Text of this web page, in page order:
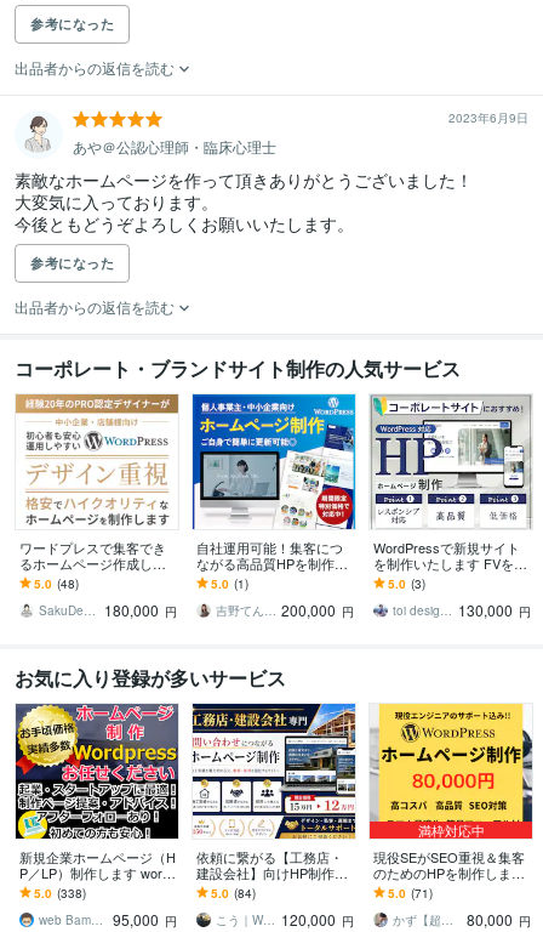
参考になった
出品者からの返信を読む
2023年6月9日
あや＠公認心理師・臨床心理士
素敵なホームページを作って頂きありがとうございました！
大変気に入っております。
今後ともどうぞよろしくお願いいたします。
参考になった
出品者からの返信を読む
コーポレート・ブランドサイト制作の人気サービス
ワードプレスで集客でき
るホームページ作成しま
す PRO認定!経験20年のプ
ロがWordPressでHP制作
5.0 (48)
SakuDesign
180,000 円
自社運用可能！集客につ
ながる高品質HPを制作し
ます 小規模事業者様向け
◎士業/教育/運送/建設/不
動産/サロン
5.0 (1)
吉野てんこ_WEB業界7年目デザイナー 200,000 円
WordPressで新規サイト
を制作いたします FVを丁
寧に制作！セキュリティ
を意識した安心サポート♪
5.0 (3)
toi design works 130,000 円
お気に入り登録が多いサービス
新規企業ホームページ（H
P／LP）制作します wordp
ress制作！あたらしいホ
ームぺージが手に入りま
す
5.0 (338)
web Bamboo
95,000 円
依頼に繋がる【工務店・
建設会社】向けHP制作し
ます 施工実績と会社の信
頼感が伝わる、問い合わ
せにつながるHP制作
5.0 (84)
こう｜WEB制作・アプリ開発 120,000 円
満枠対応中
現役SEがSEO重視＆集客
のためのHPを制作します
案件実績多数｜初心者も
安心｜マニュアル付き｜
修正無制限
5.0 (71)
かず【超即レス】
80,000 円